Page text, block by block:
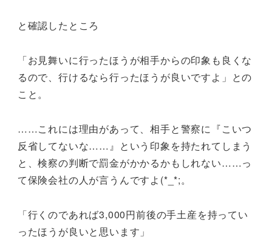
と確認したところ
「お見舞いに行ったほうが相手からの印象も良くな
るので、行けるなら行ったほうが良いですよ」との
こと。
……これには理由があって、相手と警察に『こいつ
反省してないな……』という印象を持たれてしまう
と、検察の判断で罰金がかかるかもしれない……っ
て保険会社の人が言うんですよ(*_*;。
「行くのであれば3,000円前後の手土産を持ってい
ったほうが良いと思います」